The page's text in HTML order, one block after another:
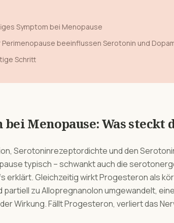
Symptom bei Menopause
beeinflussen Serotonin und
Schritt
beiMenopause: Was steckt
Serotoninrezeptordichte und den
typisch – schwankt auch die
erklärt. Gleichzeitig wirkt Progesteron als
partiell zu Allopregnanolon umgewandelt,
Wirkung. Fällt Progesteron, verliert das